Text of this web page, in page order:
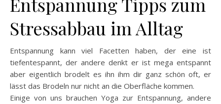
Stressabbau im Alltag
Entspannung kann viel Facetten haben, der eine ist
tiefentespannt, der andere denkt er ist mega entspannt
aber eigentlich brodelt es ihn ihm dir ganz schön oft, er
lässt das Brodeln nur nicht an die Oberfläche kommen.
Einige von uns brauchen Yoga zur Entspannung, andere